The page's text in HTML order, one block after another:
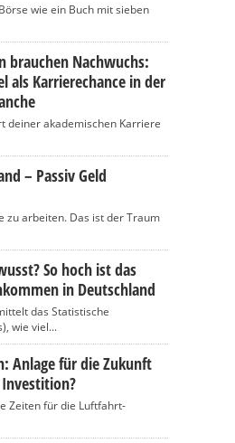
wie ein Buch mit sieben
brauchen Nachwuchs:
als Karrierechance in der
deiner akademischen Karriere
– Passiv Geld
zu arbeiten. Das ist der Traum
So hoch ist das
in Deutschland
das Statistische
wie viel...
Anlage für die Zukunft
Zeiten für die Luftfahrt-